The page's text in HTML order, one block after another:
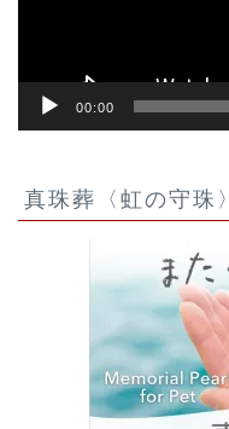
00:00
真珠葬〈虹の守珠〉